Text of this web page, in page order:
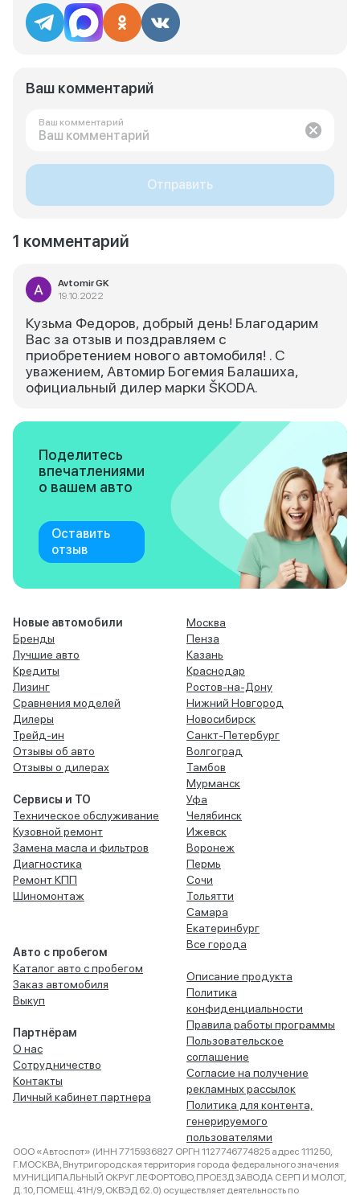
Ваш комментарий
Ваш комментарий
Отправить
1 комментарий
Avtomir GK
19.10.2022
Кузьма Федоров, добрый день! Благодарим
Вас за отзыв и поздравляем с
приобретением нового автомобиля! . С
уважением, Автомир Богемия Балашиха,
официальный дилер марки ŠKODA.
Поделитесь
впечатлениями
о вашем авто
Оставить
отзыв
Новые автомобили
Бренды
Лучшие авто
Кредиты
Лизинг
Сравнения моделей
Дилеры
Трейд-ин
Отзывы об авто
Отзывы о дилерах
Сервисы и ТО
Техническое обслуживание
Кузовной ремонт
Замена масла и фильтров
Диагностика
Ремонт КПП
Шиномонтаж
Авто с пробегом
Каталог авто с пробегом
Заказ автомобиля
Выкуп
Партнёрам
О нас
Сотрудничество
Контакты
Личный кабинет партнера
Москва
Пенза
Казань
Краснодар
Ростов-на-Дону
Нижний Новгород
Новосибирск
Санкт-Петербург
Волгоград
Тамбов
Мурманск
Уфа
Челябинск
Ижевск
Воронеж
Пермь
Сочи
Тольятти
Самара
Екатеринбург
Все города
Описание продукта
Политика
конфиденциальности
Правила работы программы
Пользовательское
соглашение
Согласие на получение
рекламных рассылок
Политика для контента,
генерируемого
пользователями
ООО «Автоспот» (ИНН 7715936827 ОРГН 1127746774825 адрес 111250,
Г.МОСКВА, Внутригородская территория города федерального значения
МУНИЦИПАЛЬНЫЙ ОКРУГ ЛЕФОРТОВО, ПРОЕЗД ЗАВОДА СЕРП И МОЛОТ,
Д. 10, ПОМЕЩ. 41Н/9, ОКВЭД 62.0) осуществляет деятельность по